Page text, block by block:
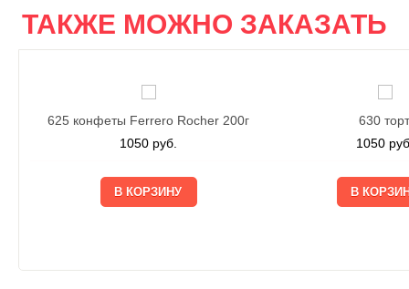
ТАКЖЕ МОЖНО ЗАКАЗАТЬ
625 конфеты Ferrero Rocher 200г
1050 руб.
630
1050